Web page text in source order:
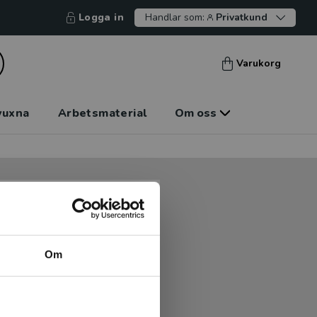
Om
Logga in Handlar som: Privatkund
Varukorg
Arbetsmaterial Om oss
betala mot faktura
hos oss.